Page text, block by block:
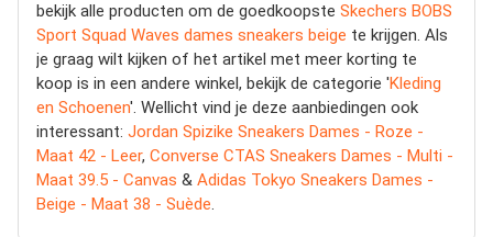
bekijk alle producten om de goedkoopste Skechers BOBS
Sport Squad Waves dames sneakers beige te krijgen. Als
je graag wilt kijken of het artikel met meer korting te
koop is in een andere winkel, bekijk de categorie 'Kleding
en Schoenen'. Wellicht vind je deze aanbiedingen ook
interessant: Jordan Spizike Sneakers Dames - Roze -
Maat 42 - Leer, Converse CTAS Sneakers Dames - Multi -
Maat 39.5 - Canvas & Adidas Tokyo Sneakers Dames -
Beige - Maat 38 - Suède.